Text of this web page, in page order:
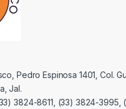
Pedro Espinosa 1401, Col.
Jal.
3824-8611, (33) 3824-